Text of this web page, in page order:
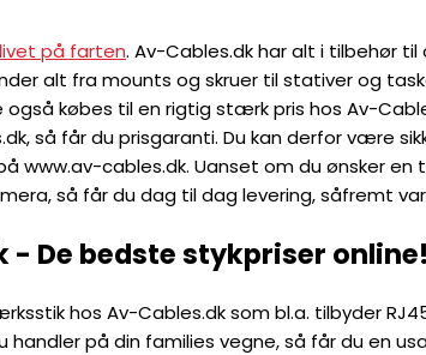
livet på farten. Av-Cables.dk har alt i tilbehør
alt fra mounts og skruer til stativer og
købes til en rigtig stærk pris hos Av-
så får du prisgaranti. Du kan derfor være
www.av-cables.dk. Uanset om du ønsker en
så får du dag til dag levering, såfremt
De bedste stykpriser online!
hos Av-Cables.dk som bl.a. tilbyder
handler på din families vegne, så får du en